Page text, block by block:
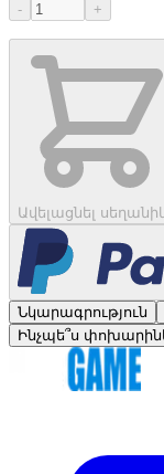
- +
Ավելացնել
Նկարագրություն
Ինչպե՞ս